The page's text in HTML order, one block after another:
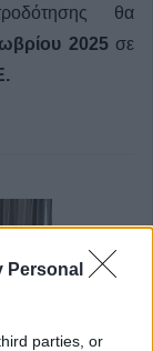
Personal
parties, or
θα
2025σε